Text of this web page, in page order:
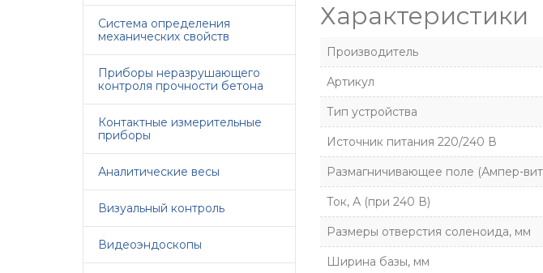
Система определения
механических свойств
Приборы неразрушающего
контроля прочности бетона
Контактные измерительные
приборы
Аналитические весы
Визуальный контроль
Видеоэндоскопы
Характеристики
Производитель
Артикул
Тип устройства
Источник питания 220/240 В
Размагничивающее поле (Ампер-
Ток, А (при 240 В)
Размеры отверстия соленоида, мм
Ширина базы, мм